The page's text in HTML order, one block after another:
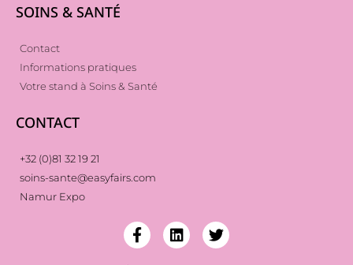
SOINS & SANTÉ
Contact
Informations pratiques
Votre stand à Soins & Santé
CONTACT
+32 (0)81 32 19 21
soins-sante@easyfairs.com
Namur Expo